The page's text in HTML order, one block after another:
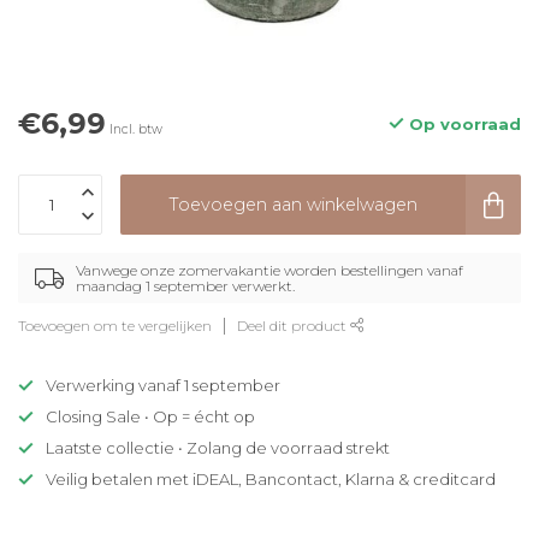
€6,99 Incl. btw Op voorraad
Toevoegen aan winkelwagen
Vanwege onze zomervakantie worden bestellingen vanaf
maandag 1 september verwerkt.
Toevoegen om te vergelijken Deel dit product
Verwerking vanaf 1 september
Closing Sale • Op = écht op
Laatste collectie • Zolang de voorraad strekt
Veilig betalen met iDEAL, Bancontact, Klarna & creditcard